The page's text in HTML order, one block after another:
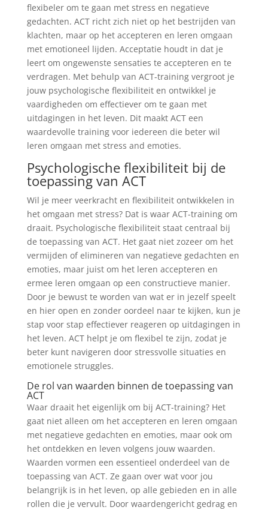
flexibeler om te gaan met stress en negatieve
gedachten. ACT richt zich niet op het bestrijden van
klachten, maar op het accepteren en leren omgaan
met emotioneel lijden. Acceptatie houdt in dat je
leert om ongewenste sensaties te accepteren en te
verdragen. Met behulp van ACT-training vergroot je
jouw psychologische flexibiliteit en ontwikkel je
vaardigheden om effectiever om te gaan met
uitdagingen in het leven. Dit maakt ACT een
waardevolle training voor iedereen die beter wil
leren omgaan met stress and emoties.
Psychologische flexibiliteit bij de
toepassing van ACT
Wil je meer veerkracht en flexibiliteit ontwikkelen in
het omgaan met stress? Dat is waar ACT-training om
draait. Psychologische flexibiliteit staat centraal bij
de toepassing van ACT. Het gaat niet zozeer om het
vermijden of elimineren van negatieve gedachten en
emoties, maar juist om het leren accepteren en
ermee leren omgaan op een constructieve manier.
Door je bewust te worden van wat er in jezelf speelt
en hier open en zonder oordeel naar te kijken, kun je
stap voor stap effectiever reageren op uitdagingen in
het leven. ACT helpt je om flexibel te zijn, zodat je
beter kunt navigeren door stressvolle situaties en
emotionele struggles.
De rol van waarden binnen de toepassing van
ACT
Waar draait het eigenlijk om bij ACT-training? Het
gaat niet alleen om het accepteren en leren omgaan
met negatieve gedachten en emoties, maar ook om
het ontdekken en leven volgens jouw waarden.
Waarden vormen een essentieel onderdeel van de
toepassing van ACT. Ze gaan over wat voor jou
belangrijk is in het leven, op alle gebieden en in alle
rollen die je vervult. Door waardengericht gedrag en